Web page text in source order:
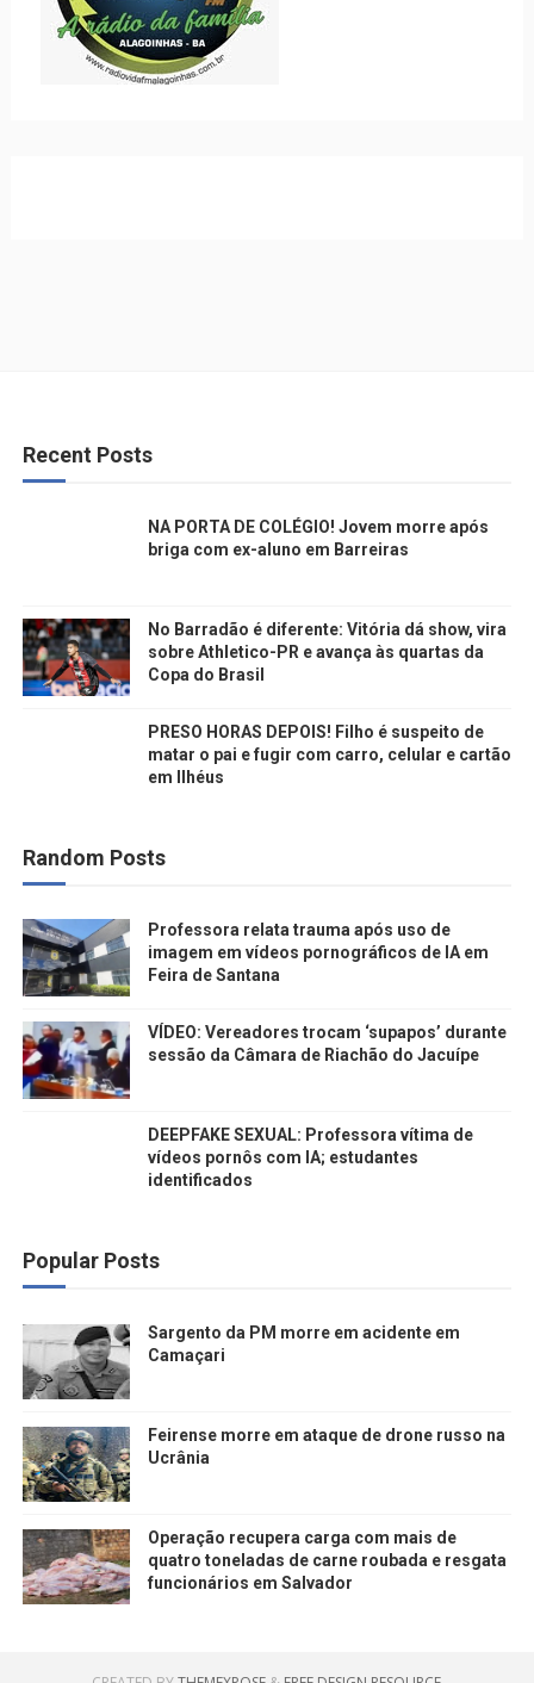
Recent Posts
NA PORTA DE COLÉGIO! Jovem morre após
briga com ex-aluno em Barreiras
No Barradão é diferente: Vitória dá show, vira
sobre Athletico-PR e avança às quartas da
Copa do Brasil
PRESO HORAS DEPOIS! Filho é suspeito de
matar o pai e fugir com carro, celular e cartão
em Ilhéus
Random Posts
Professora relata trauma após uso de
imagem em vídeos pornográficos de IA em
Feira de Santana
VÍDEO: Vereadores trocam ‘supapos’ durante
sessão da Câmara de Riachão do Jacuípe
DEEPFAKE SEXUAL: Professora vítima de
vídeos pornôs com IA; estudantes
identificados
Popular Posts
Sargento da PM morre em acidente em
Camaçari
Feirense morre em ataque de drone russo na
Ucrânia
Operação recupera carga com mais de
quatro toneladas de carne roubada e resgata
funcionários em Salvador